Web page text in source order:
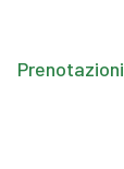
Prenotazioni